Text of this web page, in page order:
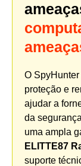
O
proteção e
ajudar a
da
uma ampla
ELITTE87
suporte